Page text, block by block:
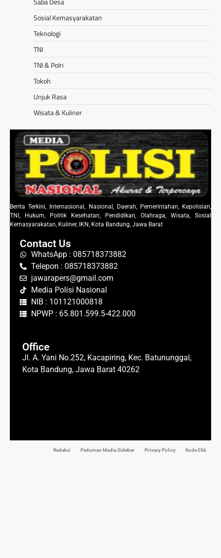
Sosial Kemasyarakatan
Teknologi
TNI
TNI & Polri
Tokoh
Unjuk Rasa
Wisata & Kuliner
Berita Terkini, Internasional, Nasional, Daerah, Pemerintahan, Kepolisian,
TNI, Hukum, Politik Kesehatan, Pendidikan, Olahraga, Wisata, Sosial
Kemasyarakatan, Kuliner, IKN, Kota Bandung, Jawa Barat
Contact Us
WhatsApp : 085718373882
Telepon : 085718373882
jawarapers@gmail.com
Media Polisi Nasional
NIB : 101121000818
NPWP : 65.801.599.5-422.000
Office
Jl. A. Yani No.252, Kacapiring, Kec. Batununggal,
Kota Bandung, Jawa Barat 40262
Redaksi Pedoman Media Sidebar Privacy Policy Kode Etik